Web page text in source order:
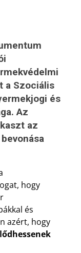
a Szociális
és
Az
az
hogy
és
azért, hogy